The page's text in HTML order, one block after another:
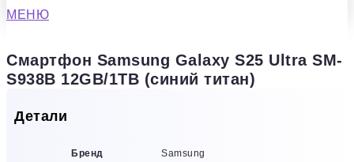
МЕНЮ
Смартфон Samsung Galaxy S25 Ultra SM-
S938B 12GB/1TB (синий титан)
Детали
Бренд Samsung